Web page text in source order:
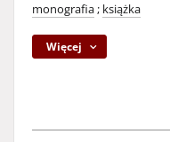
monografia; książka
Więcej